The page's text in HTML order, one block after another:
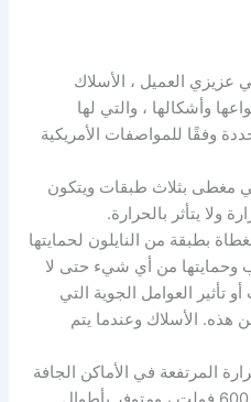
عزيزي العميل ، الأسلاك
وأشكالها ، والتي لها
وفقًا للمواصفات الأمريكية
مغطى بثلاث طبقات ويتكون
ولا يتأثر بالحرارة.
بطبقة من النايلون لحمايتها
وحمايتها من أي شيء حتى لا
تأثير العوامل الجوية التي
هذه. الأسلاك وعندما يتم
المرتفعة في الأماكن الجافة